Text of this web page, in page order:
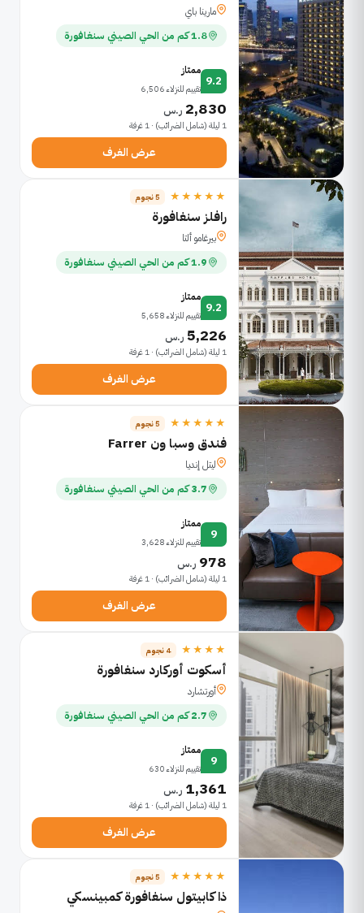
مارينا باي
1.8 كم من الحي الصيني سنغافورة
9.2
ممتاز
تقييم للنزلاء 6,506
2,830 ر.س
1 ليلة (شامل الضرائب) · 1 غرفة
عرض الغرف
★★★★★ 5 نجوم
رافلز سنغافورة
بيرغامو ألتا
1.9 كم من الحي الصيني سنغافورة
9.2
ممتاز
تقييم للنزلاء 5,658
5,226 ر.س
1 ليلة (شامل الضرائب) · 1 غرفة
عرض الغرف
★★★★★ 5 نجوم
فندق وسبا ون Farrer
ليتل إنديا
3.7 كم من الحي الصيني سنغافورة
9
ممتاز
تقييم للنزلاء 3,628
978 ر.س
1 ليلة (شامل الضرائب) · 1 غرفة
عرض الغرف
★★★★ 4 نجوم
أسكوت أوركارد سنغافورة
أورتشارد
2.7 كم من الحي الصيني سنغافورة
9
ممتاز
تقييم للنزلاء 630
1,361 ر.س
1 ليلة (شامل الضرائب) · 1 غرفة
عرض الغرف
★★★★★ 5 نجوم
ذا كابيتول سنغافورة كمبينسكي